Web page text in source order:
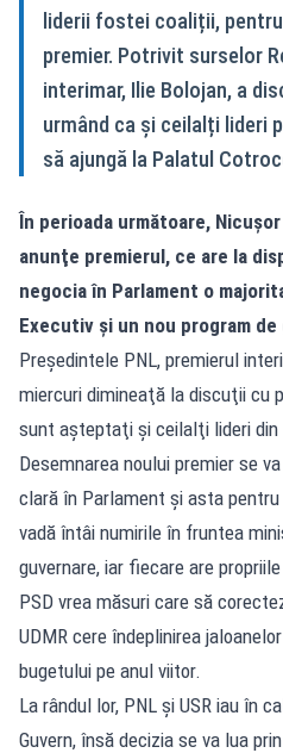
liderii fostei coaliții,
premier. Potrivit surselor
interimar, Ilie Bolojan, a
urmând ca și ceilalți lideri
să ajungă la Palatul
În perioada următoare,
anunţe premierul, ce are la
negocia în Parlament o
Executiv şi un nou program
Preşedintele PNL, premierul
miercuri dimineaţă la discuţii cu
sunt aşteptaţi şi ceilalţi lideri
Desemnarea noului premier se
clară în Parlament și asta
vadă întâi numirile în fruntea
guvernare, iar fiecare are
PSD vrea măsuri care să
UDMR cere îndeplinirea
bugetului pe anul viitor.
La rândul lor, PNL și USR iau în
Guvern, însă decizia se va lua